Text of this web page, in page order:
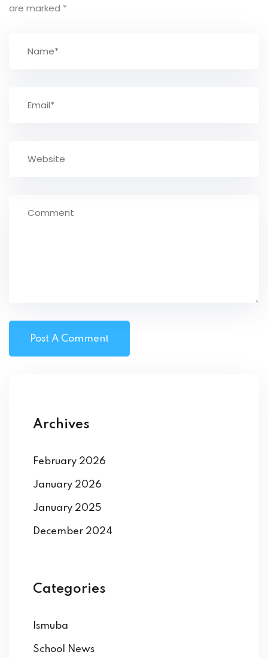
are marked *
Archives
February 2026
January 2026
January 2025
December 2024
Categories
Ismuba
School News